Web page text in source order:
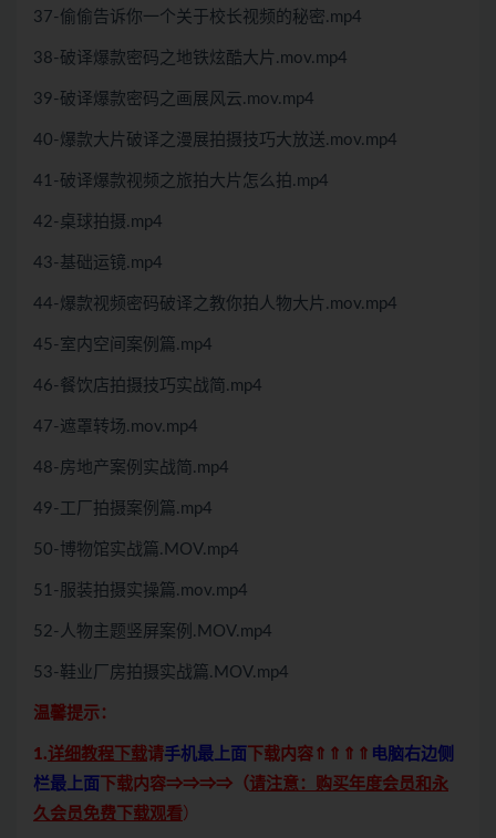
37-偷偷告诉你一个关于校长视频的秘密.mp4
38-破译爆款密码之地铁炫酷大片.mov.mp4
39-破译爆款密码之画展风云.mov.mp4
40-爆款大片破译之漫展拍摄技巧大放送.mov.mp4
41-破译爆款视频之旅拍大片怎么拍.mp4
42-桌球拍摄.mp4
43-基础运镜.mp4
44-爆款视频密码破译之教你拍人物大片.mov.mp4
45-室内空间案例篇.mp4
46-餐饮店拍摄技巧实战简.mp4
47-遮罩转场.mov.mp4
48-房地产案例实战简.mp4
49-工厂拍摄案例篇.mp4
50-博物馆实战篇.MOV.mp4
51-服装拍摄实操篇.mov.mp4
52-人物主题竖屏案例.MOV.mp4
53-鞋业厂房拍摄实战篇.MOV.mp4
温馨提示：
1.详细教程下载请手机最上面 下载内容⇑⇑⇑⇑ 电脑右边侧
栏最上面 下载内容⇒⇒⇒⇒（请注意：购买年度会员和永
久会员免费下载观看）